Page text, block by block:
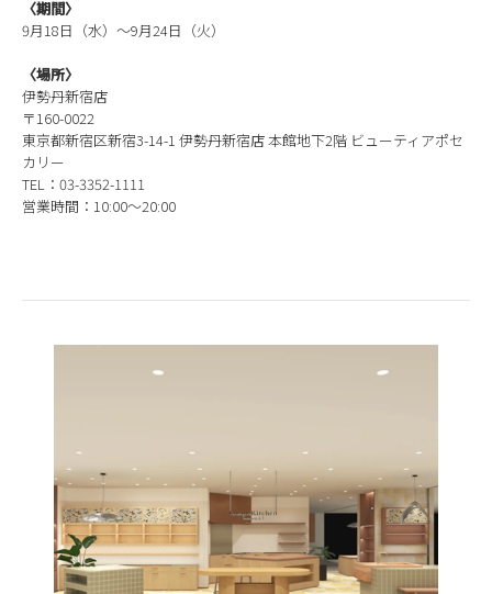
〈期間〉
9月18日（水）～9月24日（火）
〈場所〉
伊勢丹新宿店
〒160-0022
東京都新宿区新宿3-14-1 伊勢丹新宿店 本館地下2階 ビューティアポセ
カリー
TEL：03-3352-1111
営業時間：10:00～20:00